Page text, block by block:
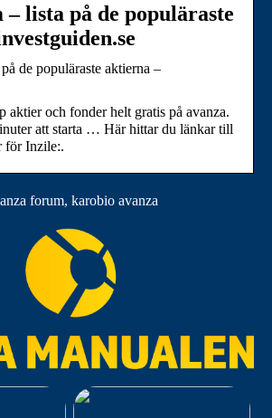
lista på de populäraste
de populäraste aktierna –
och fonder helt gratis på avanza.
att starta … Här hittar du länkar till
för Inzile:.
forum, karobio avanza